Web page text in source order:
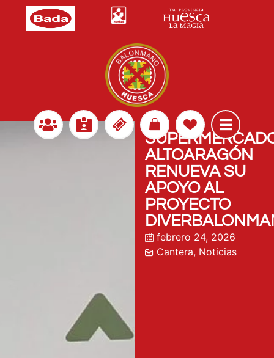
ALTOARAGÓN
RENUEVA SU
APOYO AL
PROYECTO
febrero 24, 2026
Cantera, Noticias